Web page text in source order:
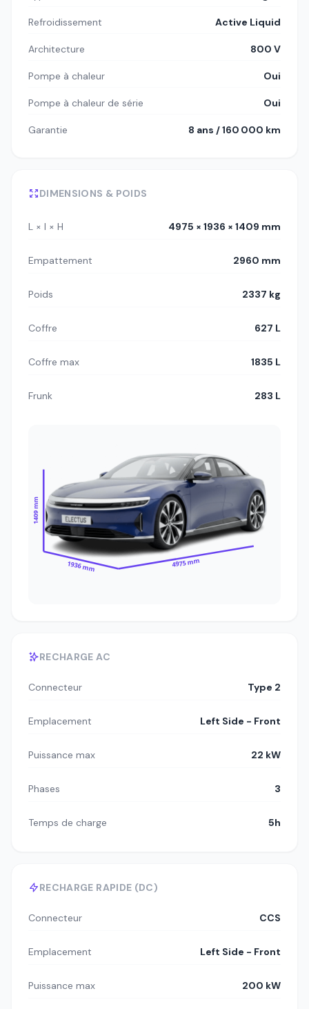
Refroidissement Active Liquid
Architecture 800 V
Pompe à chaleur Oui
Pompe à chaleur de série Oui
Garantie 8 ans / 160 000 km
DIMENSIONS & POIDS
L × l × H 4975 × 1936 × 1409 mm
Empattement 2960 mm
Poids 2337 kg
Coffre 627 L
Coffre max 1835 L
Frunk 283 L
1409 mm
1936 mm 4975 mm
RECHARGE AC
Connecteur Type 2
Emplacement Left Side - Front
Puissance max 22 kW
Phases 3
Temps de charge 5h
RECHARGE RAPIDE (DC)
Connecteur CCS
Emplacement Left Side - Front
Puissance max 200 kW